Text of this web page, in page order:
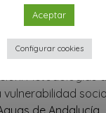
del paisaje
y
y vulnerabilidad
de Andalucía
Aceptar
Configurar cookies